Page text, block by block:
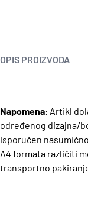
OPIS PROIZVODA
Napomena: Artikl
određenog dizajna/
isporučen
A4 formata različiti
transportno